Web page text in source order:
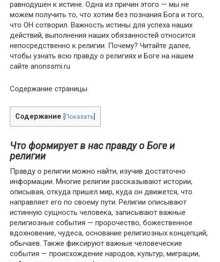
равнодушен к истине. Одна из причин этого — мы не
можем получить то, что хотим без познания Бога и того,
что ОН сотворил. Важность истины для успеха наших
действий, выполнения наших обязанностей относится
непосредственно к религии. Почему? Читайте далее,
чтобы узнать всю правду о религиях и Боге на нашем
сайте anonssmi.ru
Содержание страницы
Содержание Показать
Что формирует в нас правду о Боге и
религии
Правду о религии можно найти, изучив достаточно
информации. Многие религии рассказывают истории,
описывая, откуда пришел мир, куда он движется, что
направляет его по своему пути. Религии описывают
истинную сущность человека, записывают важные
религиозные события — пророчество, божественное
вдохновение, чудеса, основание религиозных концепций,
обычаев. Также фиксируют важные человеческие
события — происхождение народов, культур, миграции,